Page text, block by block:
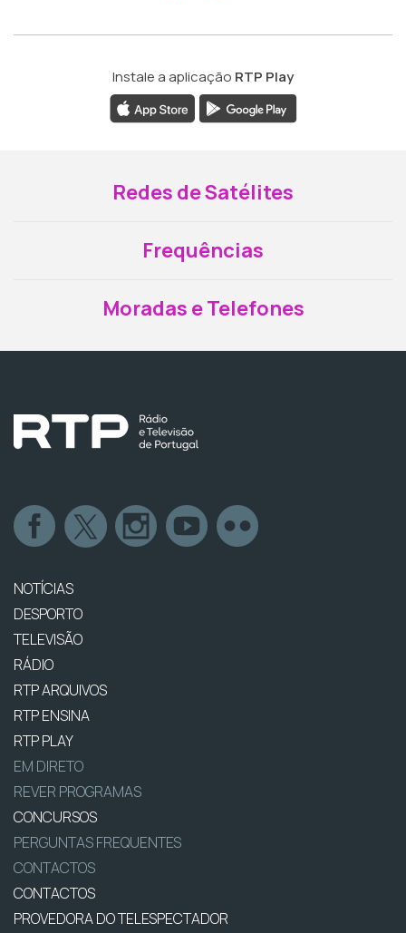
Instale a aplicação RTP Play
Redes de Satélites
Frequências
Moradas e Telefones
NOTÍCIAS
DESPORTO
TELEVISÃO
RÁDIO
RTP ARQUIVOS
RTP ENSINA
RTP PLAY
EM DIRETO
REVER PROGRAMAS
CONCURSOS
PERGUNTAS FREQUENTES
CONTACTOS
CONTACTOS
PROVEDORA DO TELESPECTADOR